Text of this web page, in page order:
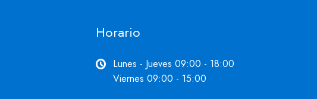
Horario
Lunes - Jueves 09:00 - 18:00
Viernes 09:00 - 15:00